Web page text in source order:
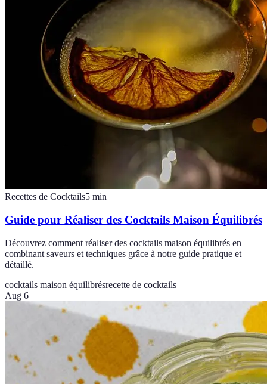
Recettes de Cocktails5 min
Guide pour Réaliser des Cocktails Maison Équilibrés
Découvrez comment réaliser des cocktails maison équilibrés en
combinant saveurs et techniques grâce à notre guide pratique et
détaillé.
cocktails maison équilibrésrecette de cocktails
Aug 6